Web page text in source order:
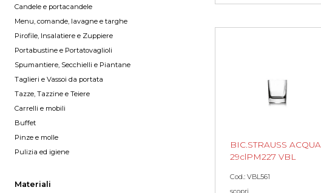
Candele e portacandele
Menu, comande, lavagne e targhe
Pirofile, Insalatiere e Zuppiere
Portabustine e Portatovaglioli
Spumantiere, Secchielli e Piantane
Taglieri e Vassoi da portata
Tazze, Tazzine e Teiere
Carrelli e mobili
Buffet
Pinze e molle
Pulizia ed igiene
Materiali
BIC.STRAUSS ACQUA
29clPM227 VBL
Cod.: VBL561
scopri